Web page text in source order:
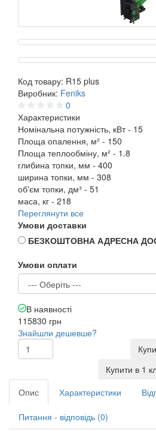
Код товару: R15 plus
Виробник: Feniks
0
Характеристики
Номінальна потужність, кВт - 15
Площа опалення, м² - 150
Площа теплообміну, м² - 1.8
глибина топки, мм - 400
ширина топки, мм - 308
об'єм топки, дм³ - 51
маса, кг - 218
Переглянути все
Умови доставки
БЕЗКОШТОВНА АДРЕСНА
Умови оплати
В наявності
115830 грн
Знайшли дешевше?
Купити в 1
Опис
Характеристики
Питання - відповідь (0)